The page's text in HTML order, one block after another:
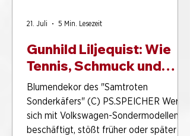
Gunhild Liljequist: Wie
Tennis, Schmuck und
Blumen VW-
Sondermodelle
inspirierten
Blumendekor des "Samtroten
Sonderkäfers" (C) PS.SPEICHER Wer
sich mit Volkswagen-Sondermodellen
beschäftigt, stößt früher oder später auf
21. Juli 5 Min. Lesezeit